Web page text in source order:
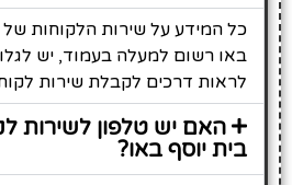
כל המידע על שירות הלקוחות של
באו רשום למעלה בעמוד, יש
לראות דרכים לקבלת שירות
האם יש טלפון לשירות
בית יוסף באו?